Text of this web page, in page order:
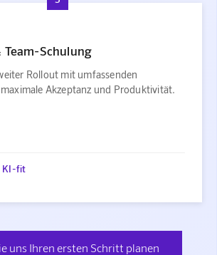
Schulung
Rollout mit umfassenden
Akzeptanz und Produktivität.
KI-fit
uns Ihren ersten Schritt planen